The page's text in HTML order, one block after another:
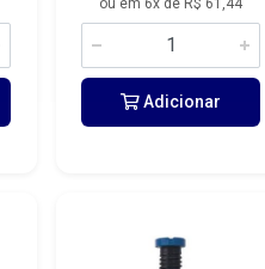
ou em 6x de R$ 61,44
Adicionar